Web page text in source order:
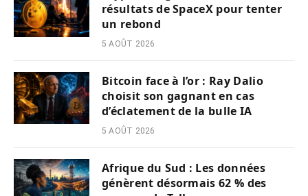
résultats de SpaceX pour tenter
un rebond
5 AOÛT 2026
Bitcoin face à l’or : Ray Dalio
choisit son gagnant en cas
d’éclatement de la bulle IA
5 AOÛT 2026
Afrique du Sud : Les données
génèrent désormais 62 % des